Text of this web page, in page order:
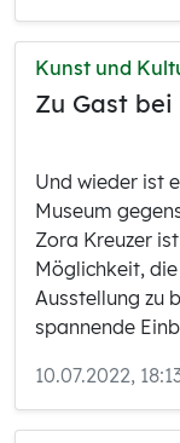
Kunst und
Zu Gast
Und wieder ist
Museum
Zora Kreuzer
Möglichkeit,
Ausstellung zu
spannende
10.07.2022,